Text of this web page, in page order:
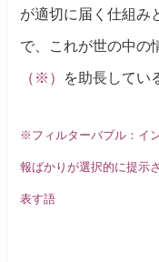
が適切に届く仕組み
で、これが世の中の
（※） を助長してい
※フィルターバブル：イ
報ばかりが選択的に提示
表す語